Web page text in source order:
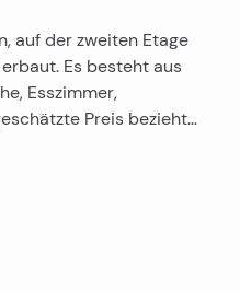
auf der zweiten Etage
Es besteht aus
Esszimmer,
Preis bezieht
…